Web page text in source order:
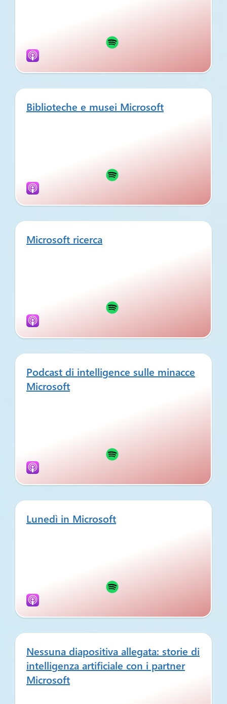
Biblioteche e musei Microsoft
Microsoft ricerca
Podcast di intelligence sulle minacce
Microsoft
Lunedì in Microsoft
Nessuna diapositiva allegata: storie di
intelligenza artificiale con i partner
Microsoft